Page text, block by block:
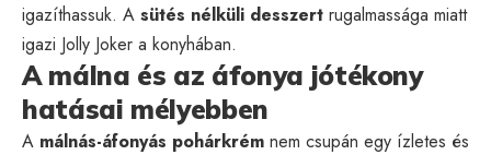
igazíthassuk. A sütés nélküli desszert rugalmassága miatt
igazi Jolly Joker a konyhában.
A málna és az áfonya jótékony
hatásai mélyebben
A málnás-áfonyás pohárkrém nem csupán egy ízletes és